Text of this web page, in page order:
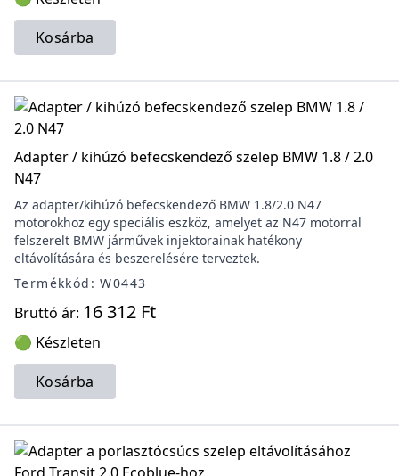
Kosárba
Adapter / kihúzó befecskendező szelep BMW 1.8 / 2.0
N47
Az adapter/kihúzó befecskendező BMW 1.8/2.0 N47
motorokhoz egy speciális eszköz, amelyet az N47 motorral
felszerelt BMW járművek injektorainak hatékony
eltávolítására és beszerelésére terveztek.
Termékkód: W0443
Bruttó ár: 16 312 Ft
🟢 Készleten
Kosárba